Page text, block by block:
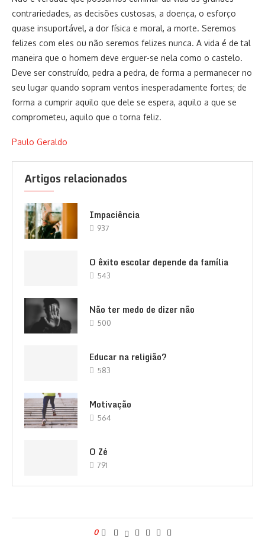
contrariedades, as decisões custosas, a doença, o esforço
quase insuportável, a dor física e moral, a morte. Seremos
felizes com eles ou não seremos felizes nunca. A vida é de tal
maneira que o homem deve erguer-se nela como o castelo.
Deve ser construído, pedra a pedra, de forma a permanecer no
seu lugar quando sopram ventos inesperadamente fortes; de
forma a cumprir aquilo que dele se espera, aquilo a que se
comprometeu, aquilo que o torna feliz.
Paulo Geraldo
Artigos relacionados
Impaciência
937
O êxito escolar depende da família
543
Não ter medo de dizer não
500
Educar na religião?
583
Motivação
564
O Zé
791
0